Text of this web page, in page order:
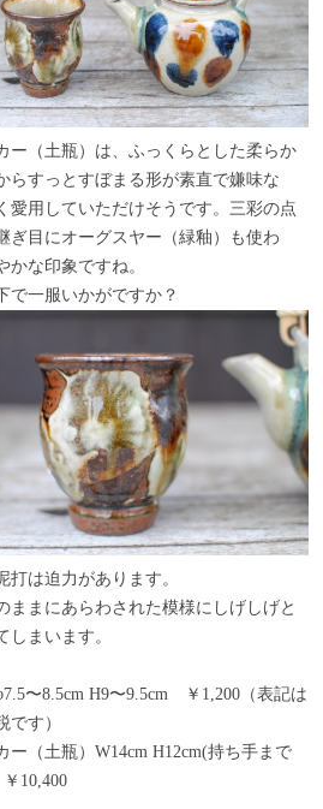
ー（土瓶）は、ふっくらとした柔らか
らすっとすぼまる形が素直で嫌味な
愛用していただけそうです。三彩の点
ぎ目にオーグスヤー（緑釉）も使わ
かな印象ですね。
で一服いかがですか？
打は迫力があります。
ままにあらわされた模様にしげしげと
しまいます。
〜8.5cm H9〜9.5cm ￥1,200（表記は
です）
ー（土瓶）W14cm H12cm(持ち手まで
10,400